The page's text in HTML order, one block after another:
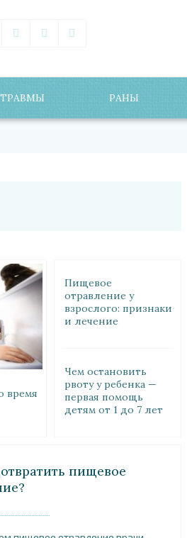
РАНЫ
время
Пищевое
отравление у
взрослого: признаки
и лечение
Чем остановить
рвоту у ребенка —
первая помощь
детям от 1 до 7 лет
пищевое